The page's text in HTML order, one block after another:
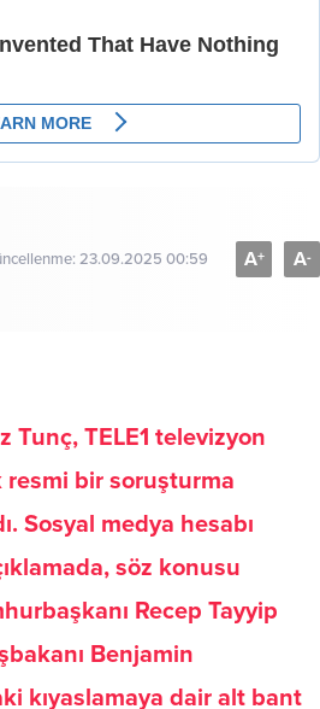
23.09.2025 00:59 A+ A-
Tunç, TELE1 televizyon
resmi bir soruşturma
Sosyal medya hesabı
söz konusu
Recep Tayyip
Benjamin
kıyaslamaya dair alt bant